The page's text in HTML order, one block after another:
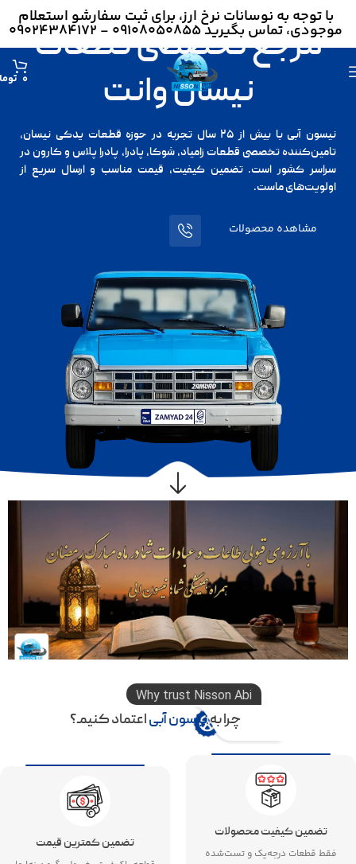
با توجه به نوسانات نرخ ارز، برای ثبت سفارشو استعلام
موجودی، تماس بگیرید 09108050855 - 09024384172
مرجع تخصصی قطعات
نیسان وانت
نیسون آبی با بیش از ۲۵ سال تجربه در حوزه قطعات یدکی نیسان،
تامین‌کننده تخصصی قطعات زامیاد، شوکا، پادرا، پادرا پلاس و کارون در
سراسر کشور است. تضمین کیفیت، قیمت مناسب و ارسال سریع از
اولویت‌های ماست.
مشاهده محصولات
Why trust Nisson Abi
چرا بهنیسون آبیاعتماد کنیمـ؟
تضمین کیفیت محصولات
فقط قطعات درجه‌یک و تست‌شده
تضمین کمترین قیمت